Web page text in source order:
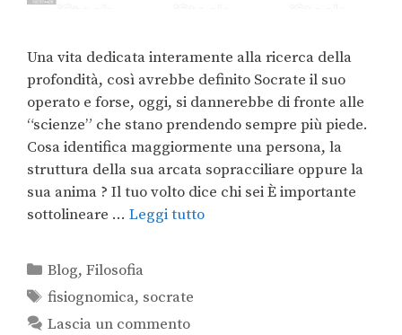
Una vita dedicata interamente alla ricerca della
profondità, così avrebbe definito Socrate il suo
operato e forse, oggi, si dannerebbe di fronte alle
“scienze” che stano prendendo sempre più piede.
Cosa identifica maggiormente una persona, la
struttura della sua arcata sopracciliare oppure la
sua anima ? Il tuo volto dice chi sei È importante
sottolineare … Leggi tutto
Blog,Filosofia
fisiognomica, socrate
Lascia un commento